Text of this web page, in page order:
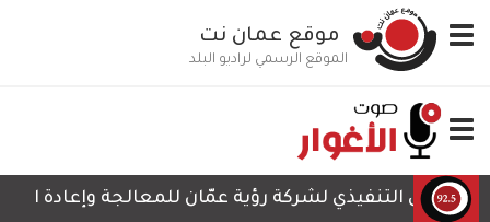
إلى
المحتوى
Toggle
navigation
موقع عمان نت
الموقع الرسمي لراديو البلد
Toggle
navigation
الرئيس التنفيذي لشركة رؤية عمّان للمعالجة وإعادة